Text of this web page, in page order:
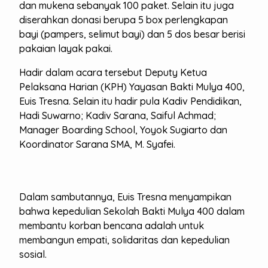
dan mukena sebanyak 100 paket. Selain itu juga
diserahkan donasi berupa 5 box perlengkapan
bayi (pampers, selimut bayi) dan 5 dos besar berisi
pakaian layak pakai.
Hadir dalam acara tersebut Deputy Ketua
Pelaksana Harian (KPH) Yayasan Bakti Mulya 400,
Euis Tresna. Selain itu hadir pula Kadiv Pendidikan,
Hadi Suwarno; Kadiv Sarana, Saiful Achmad;
Manager Boarding School, Yoyok Sugiarto dan
Koordinator Sarana SMA, M. Syafei.
Dalam sambutannya, Euis Tresna menyampikan
bahwa kepedulian Sekolah Bakti Mulya 400 dalam
membantu korban bencana adalah untuk
membangun empati, solidaritas dan kepedulian
sosial.